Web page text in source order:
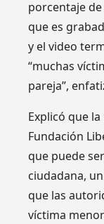
porcentaje
que es
y el video
“muchas
pareja”,
Explicó que
Fundación
que puede
ciudadana,
que las
víctima